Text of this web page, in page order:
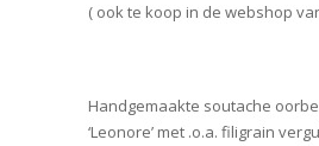
( ook te koop in de webshop van
Handgemaakte soutache
‘Leonore’ met .o.a. filigrain